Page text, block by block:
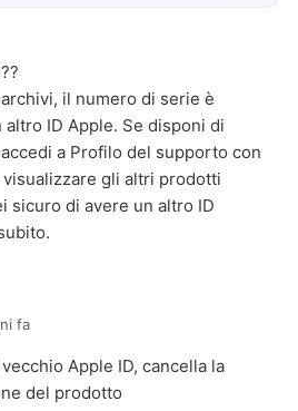
il numero di serie è
ID Apple. Se disponi di
a Profilo del supporto con
gli altri prodotti
sicuro di avere un altro ID
fa
Apple ID, cancella la
del prodotto